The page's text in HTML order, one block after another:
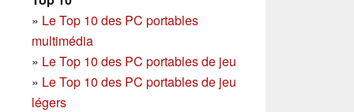
» Le Top 10 des PC portables
multimédia
» Le Top 10 des PC portables de jeu
» Le Top 10 des PC portables de jeu
légers